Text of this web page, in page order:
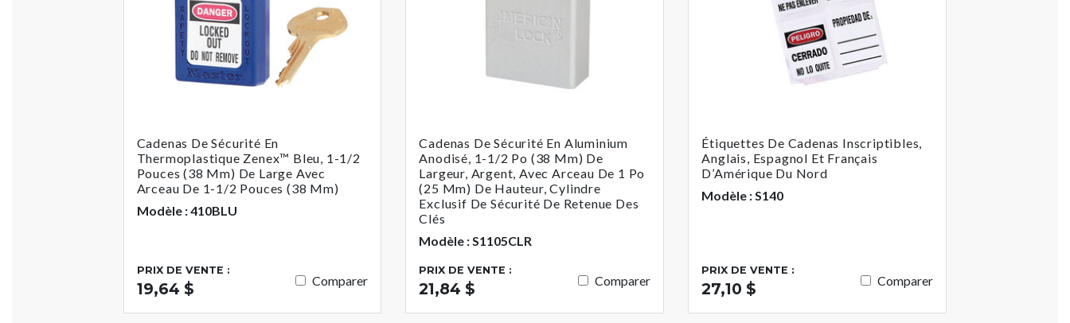
Cadenas De Sécurité En
Thermoplastique Zenex™ Bleu, 1-1/2
Pouces (38 Mm) De Large Avec
Arceau De 1-1/2 Pouces (38 Mm)
Modèle : 410BLU
PRIX DE VENTE :
19,64 $ Comparer
Cadenas De Sécurité En Aluminium
Anodisé, 1-1/2 Po (38 Mm) De
Largeur, Argent, Avec Arceau De 1 Po
(25 Mm) De Hauteur, Cylindre
Exclusif De Sécurité De Retenue Des
Clés
Modèle : S1105CLR
PRIX DE VENTE :
21,84 $ Comparer
Étiquettes De Cadenas Inscriptibles,
Anglais, Espagnol Et Français
D’Amérique Du Nord
Modèle : S140
PRIX DE VENTE :
27,10 $ Comparer